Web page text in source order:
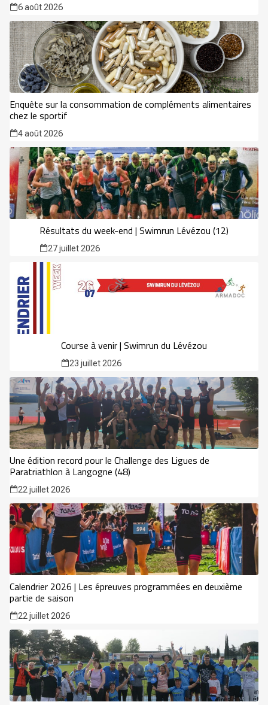
6 août 2026
Enquête sur la consommation de compléments alimentaires
chez le sportif
4 août 2026
Résultats du week-end | Swimrun Lévézou (12)
27 juillet 2026
Course à venir | Swimrun du Lévézou
23 juillet 2026
Une édition record pour le Challenge des Ligues de
Paratriathlon à Langogne (48)
22 juillet 2026
Calendrier 2026 | Les épreuves programmées en deuxième
partie de saison
22 juillet 2026